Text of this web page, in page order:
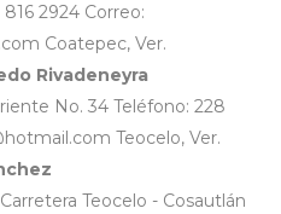
2924 Correo:
Coatepec, Ver.
Rivadeneyra
No. 34 Teléfono: 228
Teocelo, Ver.
Teocelo - Cosautlán